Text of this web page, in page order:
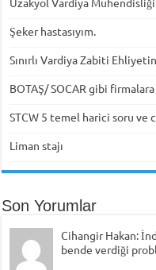
Şeker hastasıyım.
Sınırlı Vardiya Zabiti
BOTAŞ/ SOCAR gibi
STCW 5 temel harici soru ve
Liman stajı
Son Yorumlar
Cihangir Hakan:
bende verdiği